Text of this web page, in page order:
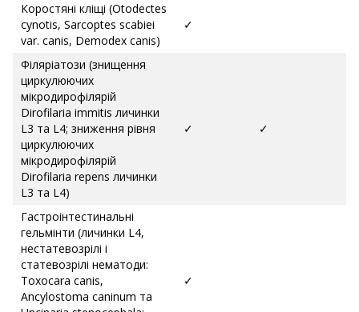
Коростяні кліщі (Otodectes
cynotis, Sarcoptes scabiei
var. canis, Demodex canis)
✓
Філяріатози (знищення
циркулюючих
мікродирофілярій
Dirofilaria immitis личинки
L3 та L4; зниження рівня
циркулюючих
мікродирофілярій
Dirofilaria repens личинки
L3 та L4)
✓ ✓
Гастроінтестинальні
гельмінти (личинки L4,
нестатевозрілі і
статевозрілі нематоди:
Toxocara canis,
Ancylostoma caninum та
✓